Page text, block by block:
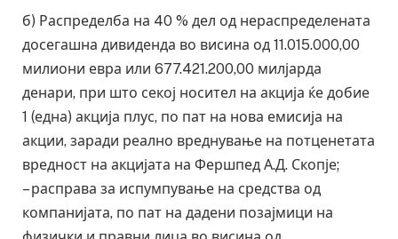
б) Распределба на 40 % дел од нераспределената
досегашна дивиденда во висина од 11.015.000,00
милиони евра или 677.421.200,00 милјарда
денари, при што секој носител на акција ќе добие
1 (една) акција плус, по пат на нова емисија на
акции, заради реално вреднување на потценетата
вредност на акцијата на Фершпед А.Д. Скопје;
– расправа за испумпување на средства од
компанијата, по пат на дадени позајмици на